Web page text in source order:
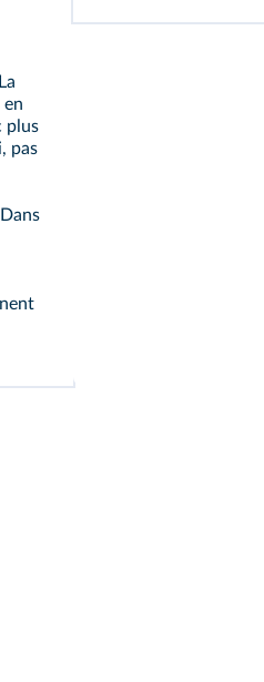
La
en
plus
pas
Dans